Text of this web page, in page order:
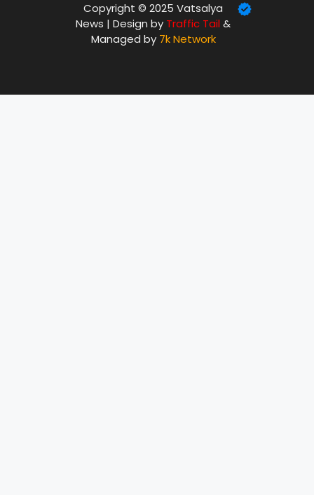
Copyright © 2025 Vatsalya
News | Design by Traffic Tail&
Managed by 7k Network